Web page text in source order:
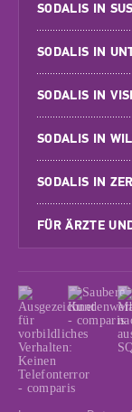
SODALIS IN
SODALIS IN
SODALIS IN
SODALIS IN
SODALIS IN
FÜR ÄRZTE